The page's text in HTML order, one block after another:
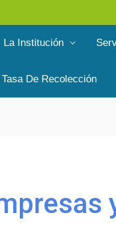
La Institución
De Recolección